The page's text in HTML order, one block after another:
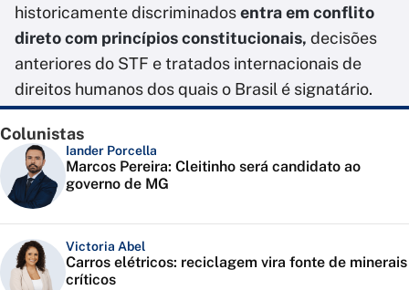
historicamente discriminadosentra em conflito
direto com princípios constitucionais, decisões
anteriores do STF e tratados internacionais de
direitos humanos dos quais o Brasil é signatário.
Colunistas
Iander Porcella
Marcos Pereira: Cleitinho será candidato ao
governo de MG
Victoria Abel
Carros elétricos: reciclagem vira fonte de minerais
críticos